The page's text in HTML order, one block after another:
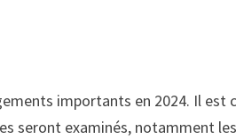
importants en 2024. Il est
seront examinés, notamment